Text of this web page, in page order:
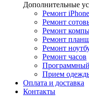
Дополнительные
Ремонт iPhone
Ремонт
Ремонт
Ремонт
Ремонт
Ремонт часов
Прием
Оплата и доставка
Контакты